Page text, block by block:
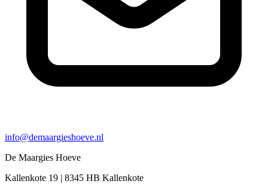
info@demaargieshoeve.nl
De Maargies Hoeve
Kallenkote 19 | 8345 HB Kallenkote